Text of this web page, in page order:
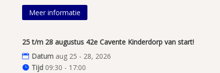
Meer informatie
25 t/m 28 augustus 42e Cavente Kinderdorp van start!
Datum aug 25 - 28, 2026
Tijd 09:30 - 17:00